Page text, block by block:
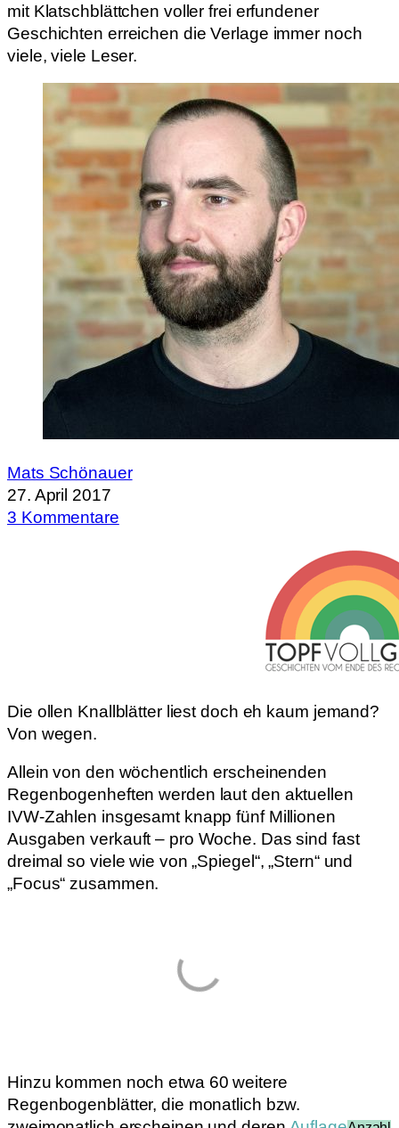
mit Klatschblättchen voller frei erfundener
Geschichten erreichen die Verlage immer noch
viele, viele Leser.
Mats Schönauer
27. April 2017
3 Kommentare
Die ollen Knallblätter liest doch eh kaum jemand?
Von wegen.
Allein von den wöchentlich erscheinenden
Regenbogenheften werden laut den aktuellen
IVW-Zahlen insgesamt knapp fünf Millionen
Ausgaben verkauft – pro Woche. Das sind fast
dreimal so viele wie von „Spiegel“, „Stern“ und
„Focus“ zusammen.
Hinzu kommen noch etwa 60 weitere
Regenbogenblätter, die monatlich bzw.